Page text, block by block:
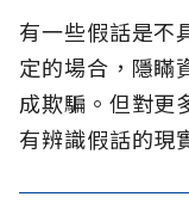
有一些假話是不
定的場合，隱瞞
成欺騙。但對更
有辨識假話的現